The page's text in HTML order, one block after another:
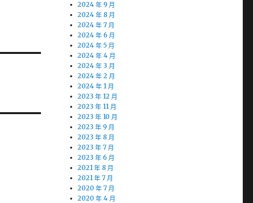
2024 年 9 月
2024 年 8 月
2024 年 7 月
2024 年 6 月
2024 年 5 月
2024 年 4 月
2024 年 3 月
2024 年 2 月
2024 年 1 月
2023 年 12 月
2023 年 11 月
2023 年 10 月
2023 年 9 月
2023 年 8 月
2023 年 7 月
2023 年 6 月
2021 年 8 月
2021 年 7 月
2020 年 7 月
2020 年 4 月